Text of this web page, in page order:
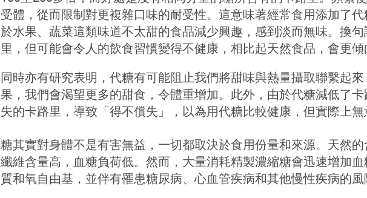
受體，從而限制對更複雜口味的耐受性。這意味著經常食用添加了
於水果、蔬菜這類味道不太甜的食品減少興趣，感到淡而無味。換
里，但可能會令人的飲食習慣變得不健康，相比起天然食品，會更
同時亦有研究表明，代糖有可能阻止我們將甜味與熱量攝取聯繫起
果，我們會渴望更多的甜食，令體重增加。此外，由於代糖減低了
失的卡路里，導致「得不償失」，以為用代糖比較健康，但實際上無
糖其實對身體不是有害無益，一切都取決於食用份量和來源。天然
纖維含量高，血糖負荷低。然而，大量消耗精製濃縮糖會迅速增加
質和氧自由基，並伴有罹患糖尿病、心血管疾病和其他慢性疾病的風